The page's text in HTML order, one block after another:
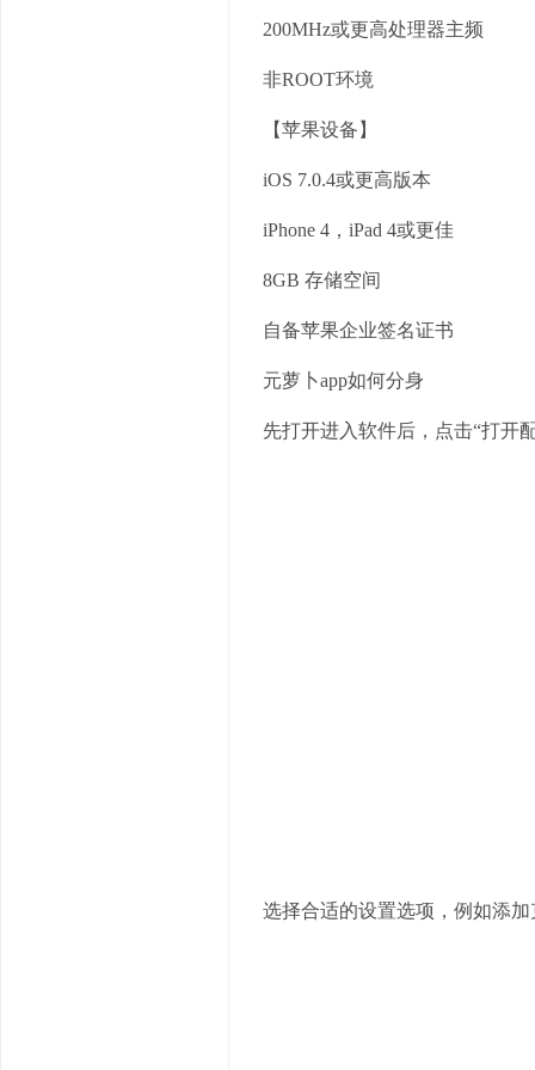
200MHz或更高处理器主频
非ROOT环境
【苹果设备】
iOS 7.0.4或更高版本
iPhone 4，iPad 4或更佳
8GB 存储空间
自备苹果企业签名证书
元萝卜app如何分身
先打开进入软件后，点击“打开
选择合适的设置选项，例如添加